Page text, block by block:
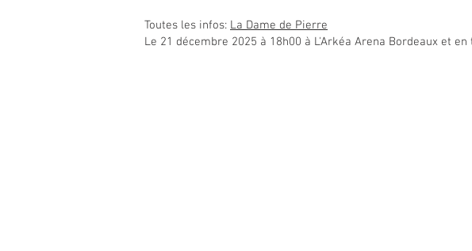
Toutes les infos: La Dame de Pierre
Le 21 décembre 2025 à 18h00 à L'Arkéa Arena Bordeaux et